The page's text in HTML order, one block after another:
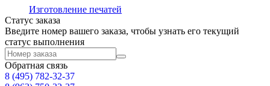
Изготовление печатей
Статус заказа
Введите номер вашего заказа, чтобы узнать его текущий
статус выполнения
Обратная связь
8 (495) 782-32-37